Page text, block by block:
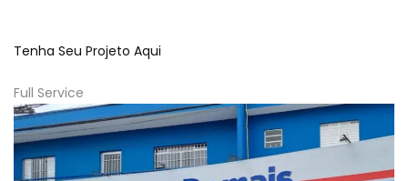
Tenha Seu Projeto Aqui
Full Service